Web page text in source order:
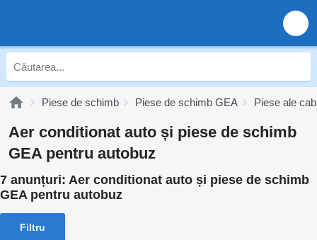
Piese de schimb Piese de schimb GEA Piese ale
Aer conditionat auto și piese de schimb
GEA pentru autobuz
7 anunțuri: Aer conditionat auto și piese de schimb
GEA pentru autobuz
Filtru